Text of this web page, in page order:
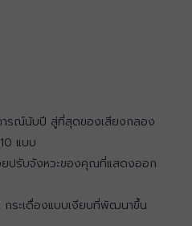
ารณ์นับปี สู่ที่สุดของเสียงกลอง
แบบ
ปรับจังหวะของคุณที่แสดงออก
ระเดื่องแบบเงียบที่พัฒนาขึ้น